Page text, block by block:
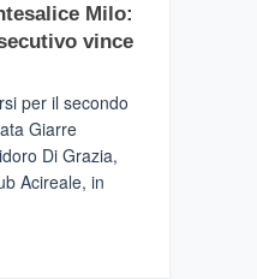
Milo:
vince
per il secondo
Giarre
Di Grazia,
Acireale, in